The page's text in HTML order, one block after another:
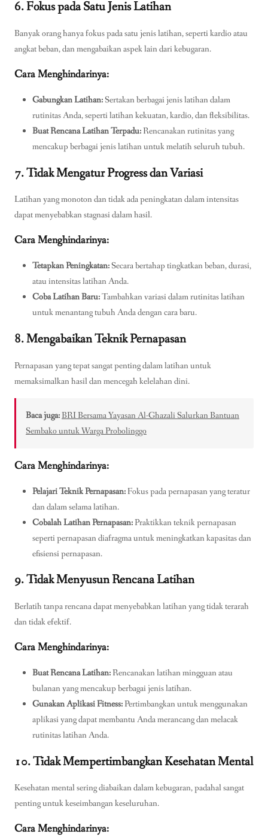
6. Fokus pada Satu Jenis Latihan
Banyak orang hanya fokus pada satu jenis latihan, seperti kardio atau
angkat beban, dan mengabaikan aspek lain dari kebugaran.
Cara Menghindarinya:
Gabungkan Latihan:Sertakan berbagai jenis latihan dalam
rutinitas Anda, seperti latihan kekuatan, kardio, dan fleksibilitas.
Buat Rencana Latihan Terpadu:Rencanakan rutinitas yang
mencakup berbagai jenis latihan untuk melatih seluruh tubuh.
7. Tidak Mengatur Progress dan Variasi
Latihan yang monoton dan tidak ada peningkatan dalam intensitas
dapat menyebabkan stagnasi dalam hasil.
Cara Menghindarinya:
Tetapkan Peningkatan:Secara bertahap tingkatkan beban, durasi,
atau intensitas latihan Anda.
Coba Latihan Baru:Tambahkan variasi dalam rutinitas latihan
untuk menantang tubuh Anda dengan cara baru.
8. Mengabaikan Teknik Pernapasan
Pernapasan yang tepat sangat penting dalam latihan untuk
memaksimalkan hasil dan mencegah kelelahan dini.
Baca juga:BRI Bersama Yayasan Al-Ghazali Salurkan Bantuan
Sembako untuk Warga Probolinggo
Cara Menghindarinya:
Pelajari Teknik Pernapasan:Fokus pada pernapasan yang teratur
dan dalam selama latihan.
Cobalah Latihan Pernapasan:Praktikkan teknik pernapasan
seperti pernapasan diafragma untuk meningkatkan kapasitas dan
efisiensi pernapasan.
9. Tidak Menyusun Rencana Latihan
Berlatih tanpa rencana dapat menyebabkan latihan yang tidak terarah
dan tidak efektif.
Cara Menghindarinya:
Buat Rencana Latihan:Rencanakan latihan mingguan atau
bulanan yang mencakup berbagai jenis latihan.
Gunakan Aplikasi Fitness:Pertimbangkan untuk menggunakan
aplikasi yang dapat membantu Anda merancang dan melacak
rutinitas latihan Anda.
10. Tidak Mempertimbangkan Kesehatan Mental
Kesehatan mental sering diabaikan dalam kebugaran, padahal sangat
penting untuk keseimbangan keseluruhan.
Cara Menghindarinya: